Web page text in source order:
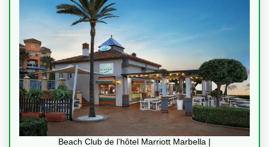
Beach Club de l’hôtel Marriott Marbella |